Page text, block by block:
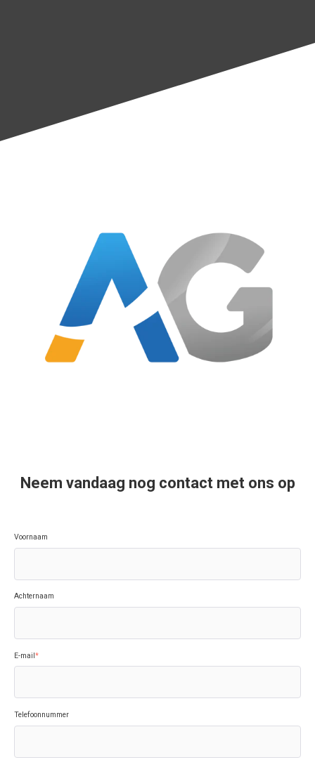
Neem vandaag nog contact met ons op
Voornaam
Achternaam
E-mail*
Telefoonnummer